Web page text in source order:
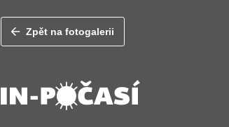
Zpět na fotogalerii